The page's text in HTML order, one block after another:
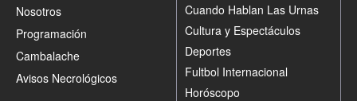
Nosotros
Programación
Cambalache
Avisos Necrológicos
Cuando Hablan Las Urnas
Cultura y Espectáculos
Deportes
Fultbol Internacional
Horóscopo